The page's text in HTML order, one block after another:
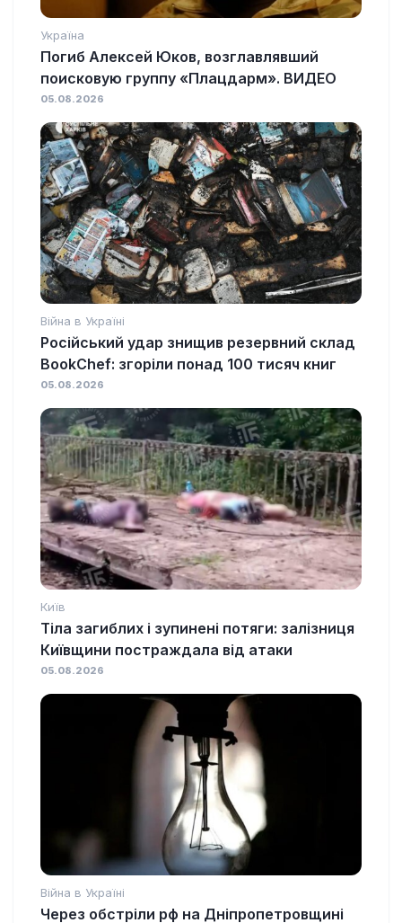
Україна
Погиб Алексей Юков, возглавлявший
поисковую группу «Плацдарм». ВИДЕО
05.08.2026
Війна в Україні
Російський удар знищив резервний склад
BookChef: згоріли понад 100 тисяч книг
05.08.2026
Київ
Тіла загиблих і зупинені потяги: залізниця
Київщини постраждала від атаки
05.08.2026
Війна в Україні
Через обстріли рф на Дніпропетровщині